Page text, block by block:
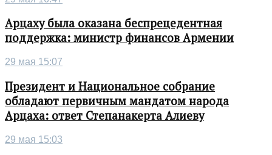
Арцаху была оказана беспрецедентная
поддержка: министр финансов Армении
29 мая 15:07
Президент и Национальное собрание
обладают первичным мандатом народа
Арцаха: ответ Степанакерта Алиеву
29 мая 15:03